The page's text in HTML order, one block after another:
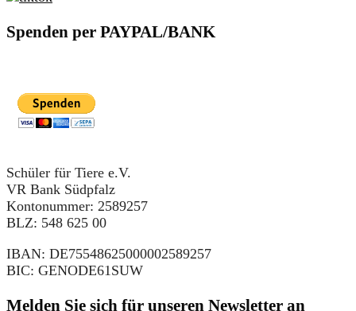
Spenden per PAYPAL/BANK
Schüler für Tiere e.V.
VR Bank Südpfalz
Kontonummer: 2589257
BLZ: 548 625 00
IBAN: DE75548625000002589257
BIC: GENODE61SUW
Melden Sie sich für unseren Newsletter an